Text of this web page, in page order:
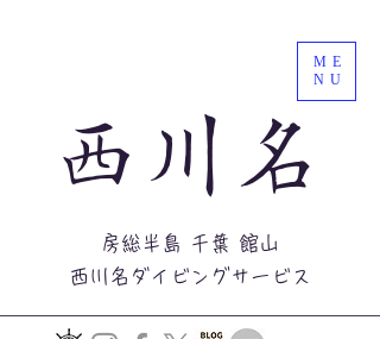
房総半島 千葉 館山
西川名ダイビングサービス
西川名
ME
NU